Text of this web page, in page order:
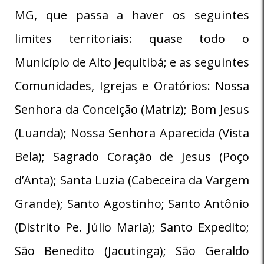
MG, que passa a haver os seguintes
limites territoriais: quase todo o
Município de Alto Jequitibá; e as seguintes
Comunidades, Igrejas e Oratórios: Nossa
Senhora da Conceição (Matriz); Bom Jesus
(Luanda); Nossa Senhora Aparecida (Vista
Bela); Sagrado Coração de Jesus (Poço
d’Anta); Santa Luzia (Cabeceira da Vargem
Grande); Santo Agostinho; Santo Antônio
(Distrito Pe. Júlio Maria); Santo Expedito;
São Benedito (Jacutinga); São Geraldo